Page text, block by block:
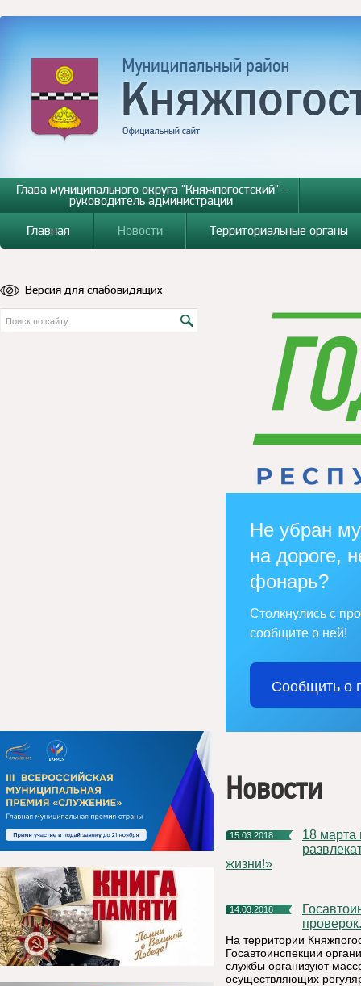
Глава муниципального округа "Княжпогостский" -
руководитель администрации
Главная
Новости Территориальные органы
Версия для слабовидящих
Не убран
на дороге,
фонарь?
Столкнулись с
сообщите о ней!
Сообщить о
Новости
15.03.2018
18 марта в 11.00 в мини-парке г. Емва состоится спортивно-
жизни!»
14.03.2018
Госавтоинспекторы проверят водителей во время массовых
проверок.
На территории
Госавтоинспекции
службы организуют
осуществляющих